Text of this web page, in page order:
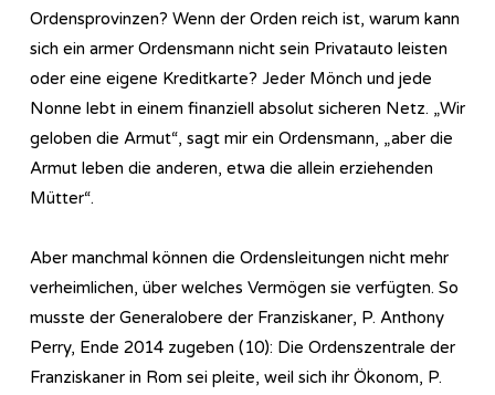
Ordensprovinzen? Wenn der Orden reich ist, warum kann
sich ein armer Ordensmann nicht sein Privatauto leisten
oder eine eigene Kreditkarte? Jeder Mönch und jede
Nonne lebt in einem finanziell absolut sicheren Netz. „Wir
geloben die Armut“, sagt mir ein Ordensmann, „aber die
Armut leben die anderen, etwa die allein erziehenden
Mütter“.
Aber manchmal können die Ordensleitungen nicht mehr
verheimlichen, über welches Vermögen sie verfügten. So
musste der Generalobere der Franziskaner, P. Anthony
Perry, Ende 2014 zugeben (10): Die Ordenszentrale der
Franziskaner in Rom sei pleite, weil sich ihr Ökonom, P.